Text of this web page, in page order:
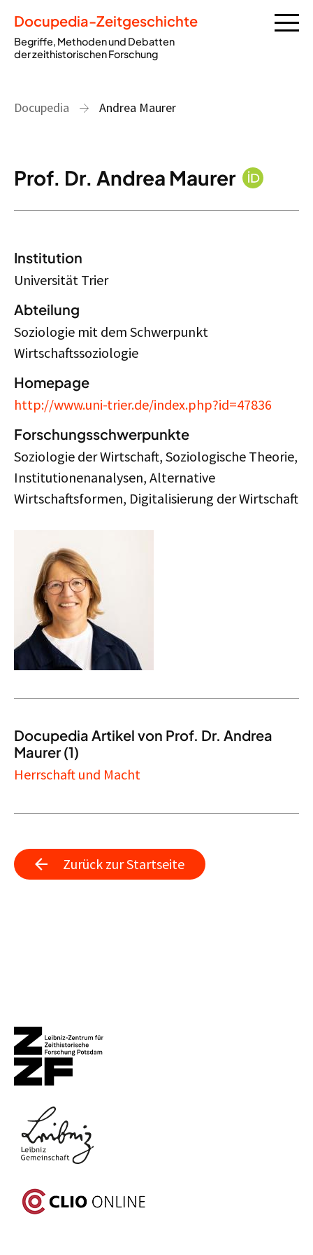
Docupedia-Zeitgeschichte
Begriffe, Methoden und Debatten
der zeithistorischen Forschung
Docupedia Andrea Maurer
Prof. Dr. Andrea Maurer
Institution
Universität Trier
Abteilung
Soziologie mit dem Schwerpunkt
Wirtschaftssoziologie
Homepage
http://www.uni-trier.de/index.php?id=47836
Forschungsschwerpunkte
Soziologie der Wirtschaft, Soziologische Theorie,
Institutionenanalysen, Alternative
Wirtschaftsformen, Digitalisierung der Wirtschaft
Docupedia Artikel von Prof. Dr. Andrea
Maurer (1)
Herrschaft und Macht
Zurück zur Startseite